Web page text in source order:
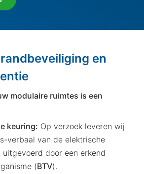
en
modulaire ruimtes is een
keuring: Op verzoek leveren wij
verbaal van de elektrische
uitgevoerd door een erkend
(BTV).